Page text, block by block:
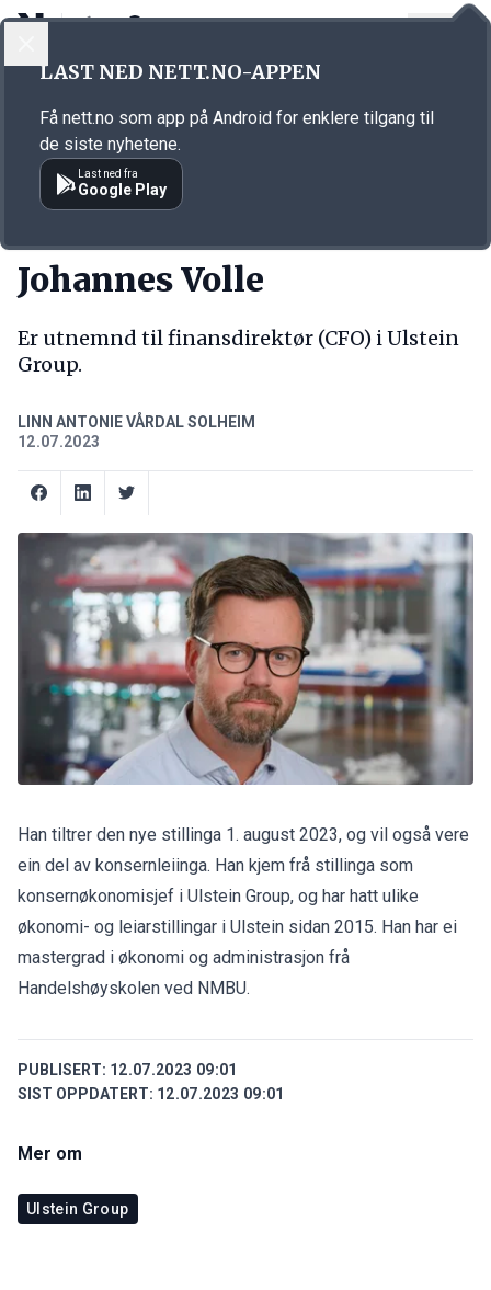
Annonsørinnhold
Johannes Volle
Er utnemnd til finansdirektør (CFO) i Ulstein
Group.
LINN ANTONIE VÅRDAL SOLHEIM
12.07.2023
Han tiltrer den nye stillinga 1. august 2023, og vil også vere
ein del av konsernleiinga. Han kjem frå stillinga som
konsernøkonomisjef i Ulstein Group, og har hatt ulike
økonomi- og leiarstillingar i Ulstein sidan 2015. Han har ei
mastergrad i økonomi og administrasjon frå
Handelshøyskolen ved NMBU.
PUBLISERT: 12.07.2023 09:01
SIST OPPDATERT: 12.07.2023 09:01
Mer om
Ulstein Group
LAST NED NETT.NO-APPEN
Få nett.no som app på Android for enklere tilgang til
de siste nyhetene.
Last ned fra
Google Play